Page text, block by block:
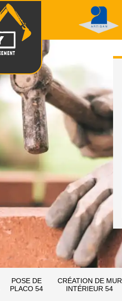
POSE DE
PLACO 54
CRÉATION DE MUR
INTÉRIEUR 54